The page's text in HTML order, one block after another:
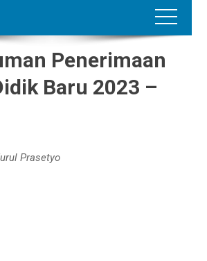
Penerimaan
Baru 2023 –
Prasetyo